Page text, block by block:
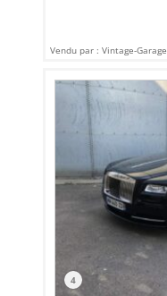
Vendu par : Vintage-Garage
4